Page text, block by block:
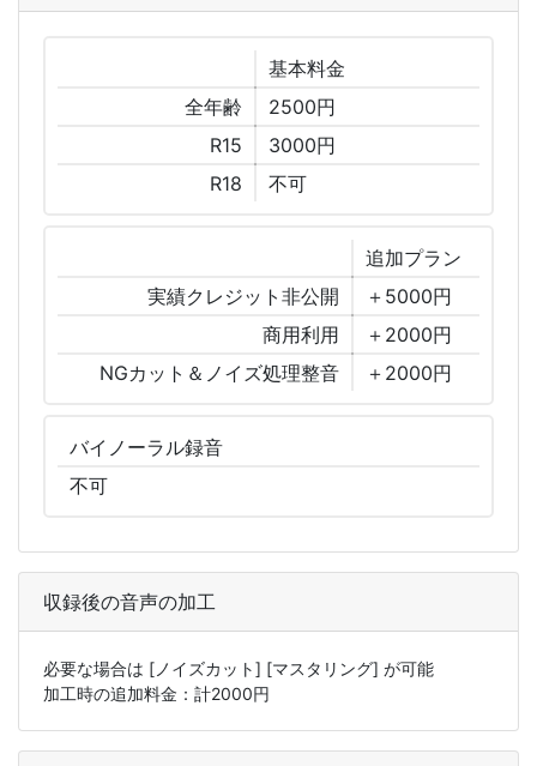
基本料金
全年齢
2500円
R15
3000円
R18
不可
追加プラン
実績クレジット非公開
＋5000円
商用利用
＋2000円
NGカット＆ノイズ処理整音
＋2000円
バイノーラル録音
不可
収録後の音声の加工
必要な場合は [ノイズカット] [マスタリング] が可能
加工時の追加料金：計2000円